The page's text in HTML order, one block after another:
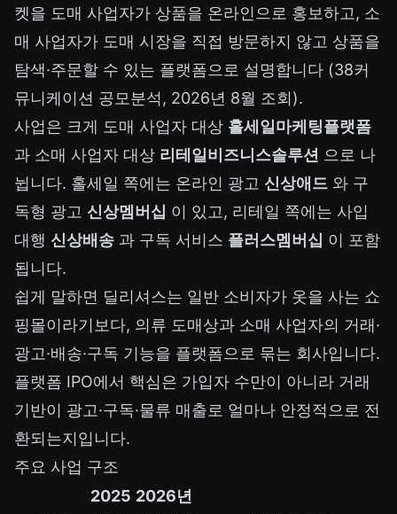
켓을 도매 사업자가 상품을 온라인으로 홍보하고, 소
매 사업자가 도매 시장을 직접 방문하지 않고 상품을
탐색·주문할 수 있는 플랫폼으로 설명합니다 (38커
뮤니케이션 공모분석, 2026년 8월 조회).
사업은 크게 도매 사업자 대상 홀세일마케팅플랫폼
과 소매 사업자 대상 리테일비즈니스솔루션 으로 나
뉩니다. 홀세일 쪽에는 온라인 광고 신상애드 와 구
독형 광고 신상멤버십 이 있고, 리테일 쪽에는 사입
대행 신상배송 과 구독 서비스 플러스멤버십 이 포함
됩니다.
쉽게 말하면 딜리셔스는 일반 소비자가 옷을 사는 쇼
핑몰이라기보다, 의류 도매상과 소매 사업자의 거래·
광고·배송·구독 기능을 플랫폼으로 묶는 회사입니다.
플랫폼 IPO에서 핵심은 가입자 수만이 아니라 거래
기반이 광고·구독·물류 매출로 얼마나 안정적으로 전
환되는지입니다.
주요 사업 구조
2025 2026년